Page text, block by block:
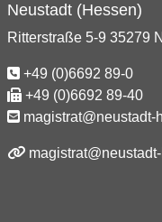
Neustadt (Hessen)
Ritterstraße 5-9 35279
+49 (0)6692 89-0
+49 (0)6692 89-40
magistrat@neustadt-